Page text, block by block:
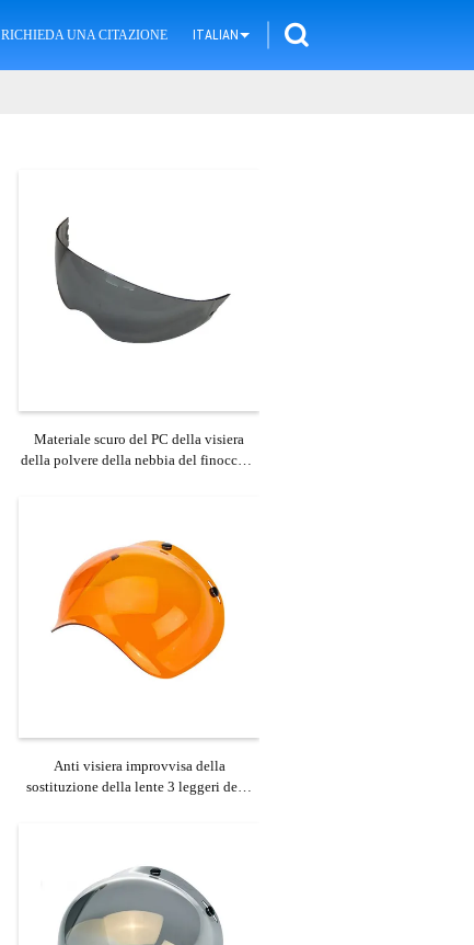
RICHIEDA UNA CITAZIONE ITALIAN
Materiale scuro del PC della visiera
della polvere della nebbia del finocchio
Anti visiera improvvisa della
sostituzione della lente 3 leggeri della